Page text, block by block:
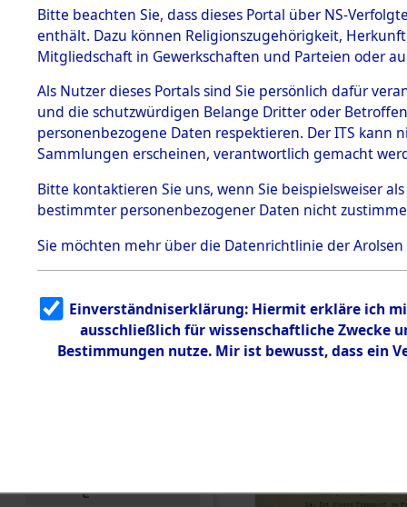
BESTÄNDE
1.
mente
5. Verschiedenes
5.3
Todesmärsche
5.3.1 Alliierte
Erhebungen
zu
Todesmärsch
en
5.3.2
g
5.3.3
Todesmärsch
e
von
Toter aus
Ort ihrer
0001
Bitte beachten Sie, dass dieses Portal über NS-
enthält. Dazu können Religionszugehörigkeit,
Mitgliedschaft in Gewerkschaften und Parteien oder
Als Nutzer dieses Portals sind Sie persönlich dafür
und die schutzwürdigen Belange Dritter oder
personenbezogene Daten respektieren. Der ITS
Sammlungen erscheinen, verantwortlich gemacht
Bitte kontaktieren Sie uns, wenn Sie beispielsweiser
bestimmter personenbezogener Daten nicht
Sie möchten mehr über die Datenrichtlinie der Arolsen
Einverständniserklärung: Hiermit erkläre ich
ausschließlich für wissenschaftliche Zwecke
Bestimmungen nutze. Mir ist bewusst, dass ein